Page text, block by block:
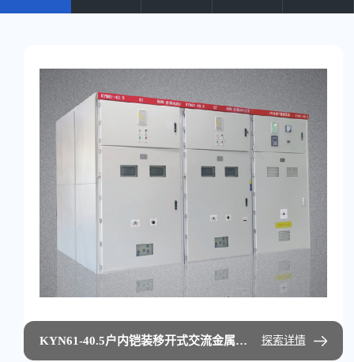
02 03 04 05
KYN61-40.5户内铠装移开式交流金属封闭开关设备 探索详情